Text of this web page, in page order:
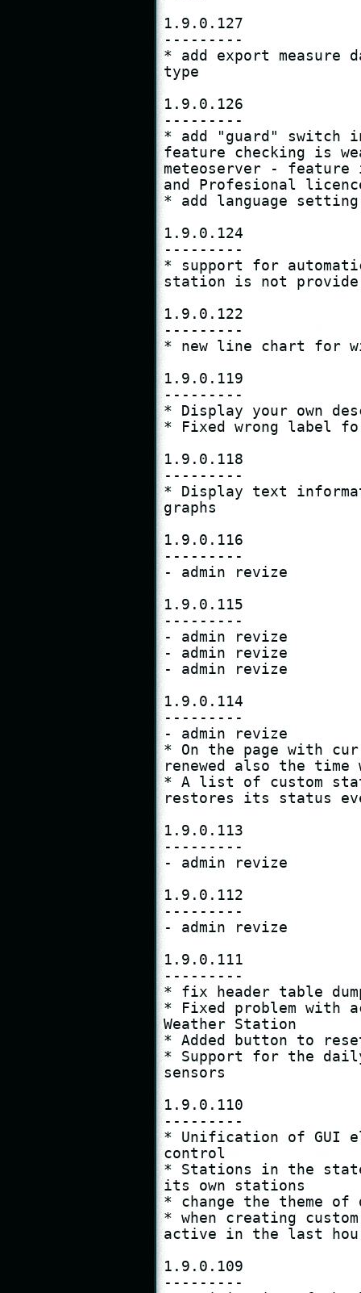
1.9.0.127
---------
* add export
type
1.9.0.126
---------
* add "guard" switch
feature checking is
meteoserver -
and Profesional
* add language
1.9.0.124
---------
* support for
station is not provide
1.9.0.122
---------
* new line chart for
1.9.0.119
---------
* Display your own
* Fixed wrong label
1.9.0.118
---------
* Display text
graphs
1.9.0.116
---------
- admin revize
1.9.0.115
---------
- admin revize
- admin revize
- admin revize
1.9.0.114
---------
- admin revize
* On the page with
renewed also the
* A list of custom
restores its status
1.9.0.113
---------
- admin revize
1.9.0.112
---------
- admin revize
1.9.0.111
---------
* fix header table
* Fixed problem with
Weather Station
* Added button to
* Support for the
sensors
1.9.0.110
---------
* Unification of GUI
control
* Stations in the
its own stations
* change the theme of
* when creating
active in the last
1.9.0.109
---------